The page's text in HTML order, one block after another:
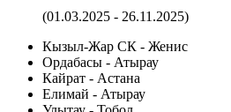
(01.03.2025 - 26.11.2025)
Кызыл-Жар СК - Женис
Ордабасы - Атырау
Кайрат - Астана
Елимай - Атырау